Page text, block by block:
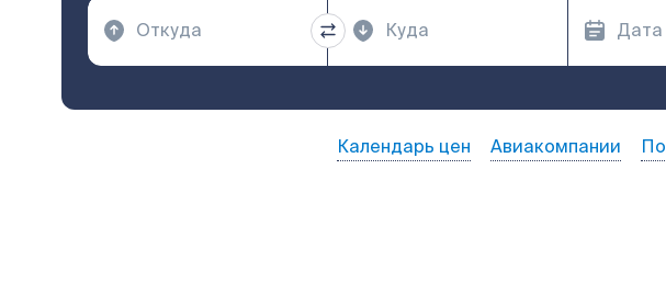
Календарь цен Авиакомпании